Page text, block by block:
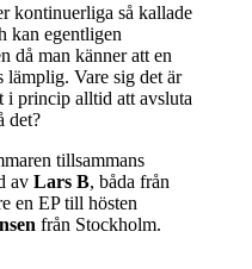
kontinuerliga så kallade
kan egentligen
då man känner att en
lämplig. Vare sig det är
i princip alltid att avsluta
det?
tillsammans
av Lars B, båda från
en EP till hösten
från Stockholm.